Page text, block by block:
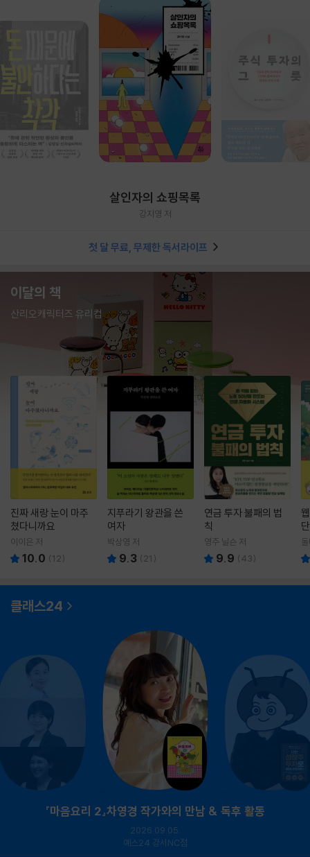
살인자의 쇼핑목록
강지영 저
첫 달 무료, 무제한 독서라이프
이달의 책
산리오캐릭터즈 유리컵
진짜 새랑 눈이 마주
쳤다니까요
이이은 저
10.0 (12)
지푸라기 왕관을 쓴
여자
박상영 저
9.3 ( 21 )
연금 투자 불패의 법
칙
영주 닐슨 저
9.9 (43)
클래스24
『마음요리 2』차영경 작가와의 만남 & 독후 활동
2026.09.05.
예스24 강서NC점